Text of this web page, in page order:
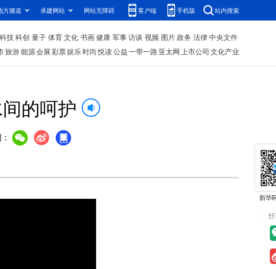
方频道 承建网站 网站无障碍 客户端 手机版 站内搜索
科技科创 量子 体育文化 书画健康 军事访谈 视频 图片政务 法律中央文件
旅游能源会展彩票娱乐时尚 悦读公益一带一路 亚太网上市公司 文化产业
的呵护